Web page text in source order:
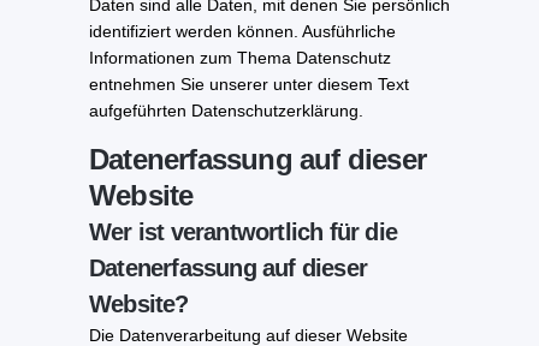
Daten sind alle Daten, mit denen Sie persönlich
identifiziert werden können. Ausführliche
Informationen zum Thema Datenschutz
entnehmen Sie unserer unter diesem Text
aufgeführten Datenschutzerklärung.
Datenerfassung auf dieser
Website
Wer ist verantwortlich für die
Datenerfassung auf dieser
Website?
Die Datenverarbeitung auf dieser Website